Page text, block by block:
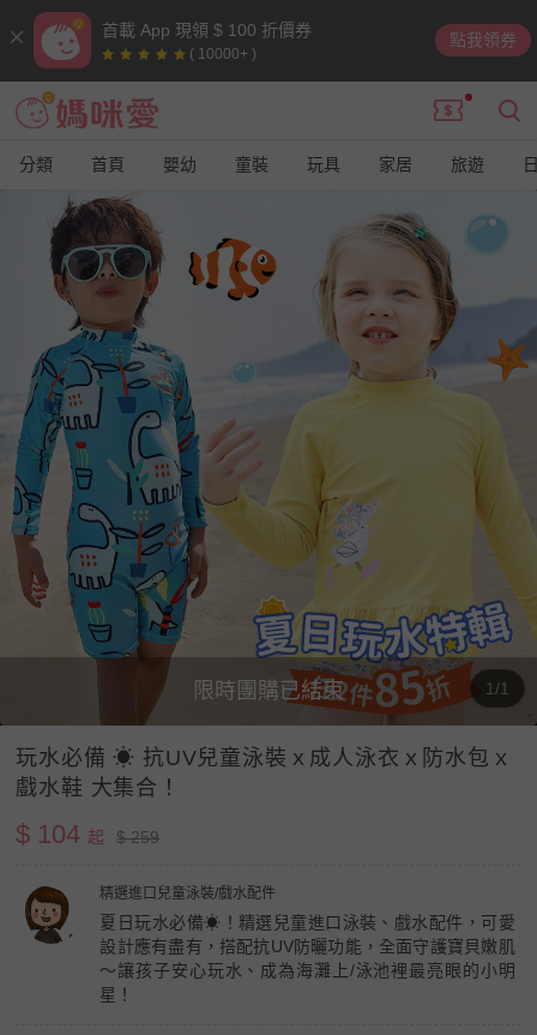
首載 App 現領 $ 100 折價券
( 10000+ )
點我領券
分類 首頁 嬰幼 童裝 玩具 家居 旅遊
1/1
限時團購已結束
玩水必備 ☀ 抗UV兒童泳裝ｘ成人泳衣ｘ防水包ｘ
戲水鞋 大集合！
$ 104 起 $ 259
精選進口兒童泳裝/戲水配件
夏日玩水必備☀！精選兒童進口泳裝、戲水配件，可愛
設計應有盡有，搭配抗UV防曬功能，全面守護寶貝嫩肌
～讓孩子安心玩水、成為海灘上/泳池裡最亮眼的小明
星！